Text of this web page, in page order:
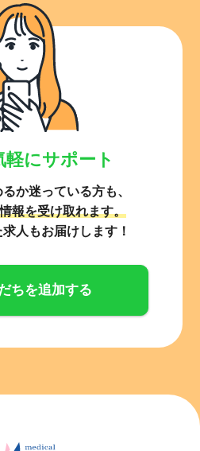
軽にサポート
か迷っている方も、
報を受け取れます。
人もお届けします！
ちを追加する